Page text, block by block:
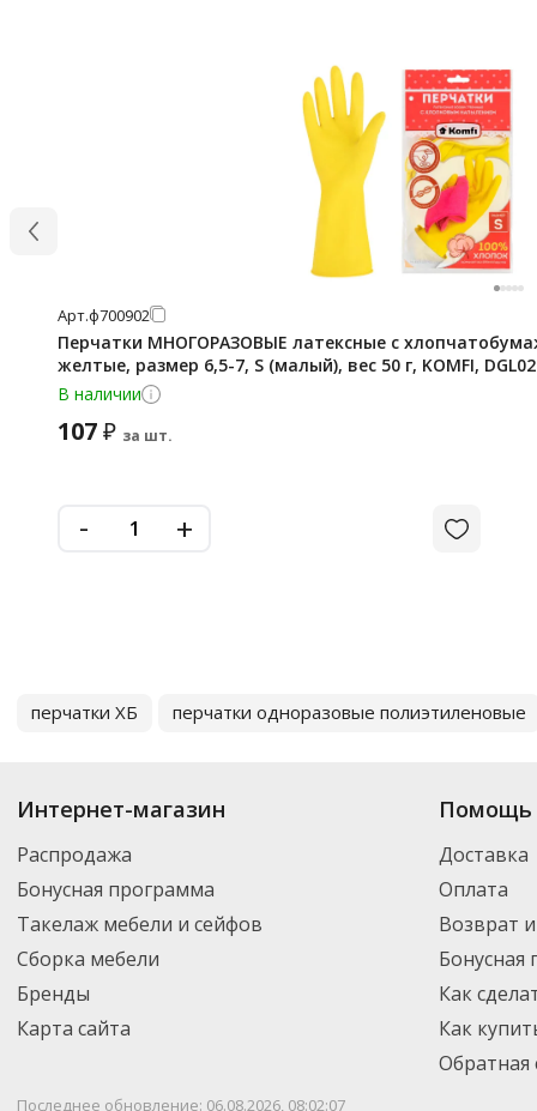
Арт.ф700902
Перчатки МНОГОРАЗОВЫЕ латексные с
желтые, размер 6,5-7, S (малый), вес 50 г, KOMFI,
В наличии
107₽ за шт.
- +
перчатки ХБ перчатки одноразовые полиэтиленовые
Интернет-магазин
Распродажа
Бонусная программа
Такелаж мебели и сейфов
Сборка мебели
Бренды
Карта сайта
Помощь
Доставка
Оплата
Возврат
Бонусная
Как
Как
Обратная
Последнее обновление: 06.08.2026, 08:02:07